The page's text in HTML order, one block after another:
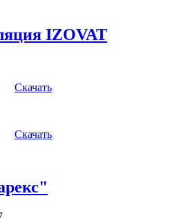
IZOVAT
Скачать
Скачать